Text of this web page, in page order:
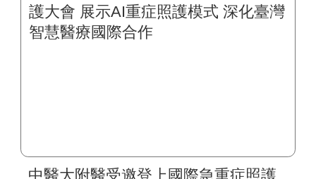
中醫大附醫受邀登上國際急重症照護